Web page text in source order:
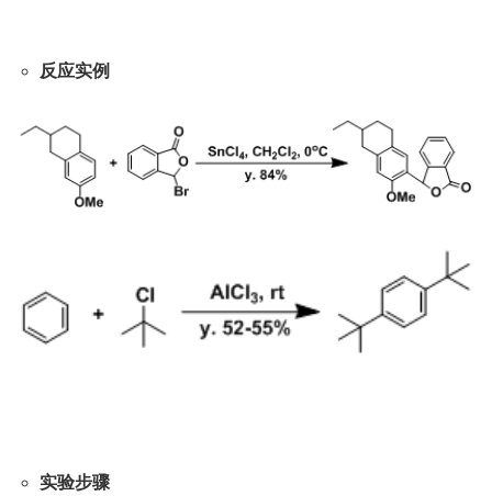
反应实例
实验步骤